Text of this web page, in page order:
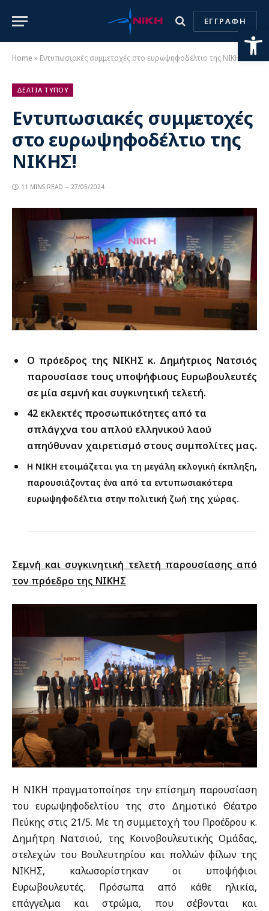
ΕΓΓΡΑΦΗ
Home » Εντυπωσιακές συμμετοχές στο ευρωψηφοδέλτιο της ΝΙΚΗΣ!
ΔΕΛΤΙΑ ΤΥΠΟΥ
Εντυπωσιακές συμμετοχές
στο ευρωψηφοδέλτιο της
ΝΙΚΗΣ!
11 MINS READ 27/05/2024
Ο πρόεδρος της ΝΙΚΗΣ κ. Δημήτριος Νατσιός
παρουσίασε τους υποψήφιους Ευρωβουλευτές
σε μία σεμνή και συγκινητική τελετή.
42 εκλεκτές προσωπικότητες από τα
σπλάγχνα του απλού ελληνικού λαού
απηύθυναν χαιρετισμό στους συμπολίτες μας.
Η ΝΙΚΗ ετοιμάζεται για τη μεγάλη εκλογική έκπληξη,
παρουσιάζοντας ένα από τα εντυπωσιακότερα
ευρωψηφοδέλτια στην πολιτική ζωή της χώρας.
Σεμνή και συγκινητική τελετή παρουσίασης από
τον πρόεδρο της ΝΙΚΗΣ
Η ΝΙΚΗ πραγματοποίησε την επίσημη παρουσίαση
του ευρωψηφοδελτίου της στο Δημοτικό Θέατρο
Πεύκης στις 21/5. Με τη συμμετοχή του Προέδρου κ.
Δημήτρη Νατσιού, της Κοινοβουλευτικής Ομάδας,
στελεχών του Βουλευτηρίου και πολλών φίλων της
ΝΙΚΗΣ, καλωσορίστηκαν οι υποψήφιοι
Ευρωβουλευτές. Πρόσωπα από κάθε ηλικία,
επάγγελμα και στρώμα, που σέβονται και